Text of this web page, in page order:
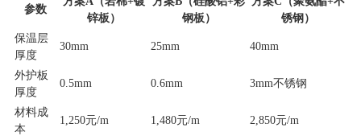
参数
锌板）
钢板）
锈钢）
保温层
厚度
30mm 25mm 40mm
外护板
厚度
0.5mm 0.6mm 3mm不锈钢
材料成
本
1,250元/m 1,480元/m 2,850元/m